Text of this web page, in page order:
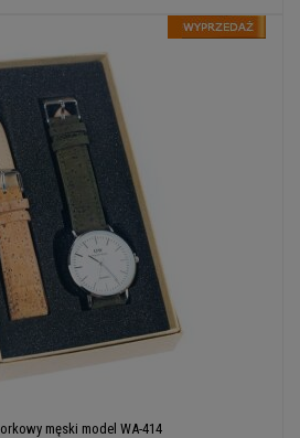
męski model WA-414